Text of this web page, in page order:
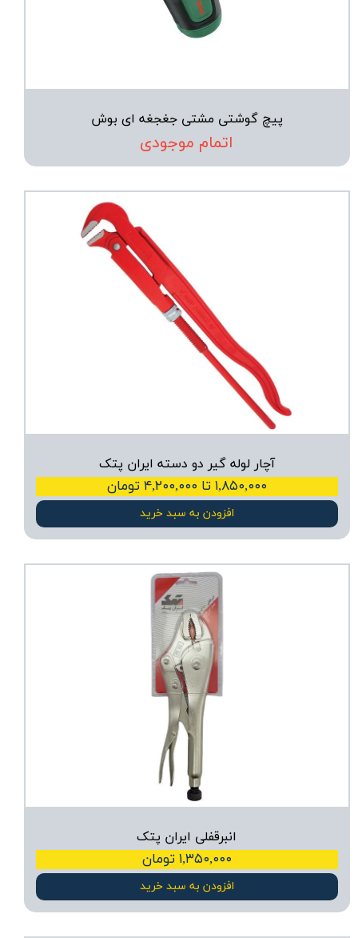
پیچ گوشتی مشتی جغجغه ای بوش
اتمام موجودی
آچار لوله گیر دو دسته ایران پتک
۱,۸۵۰,۰۰۰ تا ۴,۲۰۰,۰۰۰ تومان
افزودن به سبد خرید
انبرقفلی ایران پتک
۱,۳۵۰,۰۰۰ تومان
افزودن به سبد خرید